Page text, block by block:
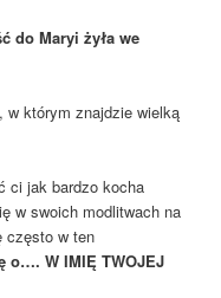
do Maryi żyła we
którym znajdzie wielką
ci jak bardzo kocha
w swoich modlitwach na
często w ten
o…. W IMIĘ TWOJEJ